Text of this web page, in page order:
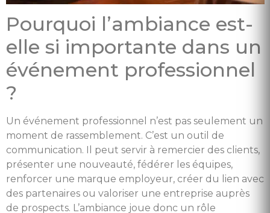
Pourquoi l’ambiance est-
elle si importante dans un
événement professionnel
?
Un événement professionnel n’est pas seulement un
moment de rassemblement. C’est un outil de
communication. Il peut servir à remercier des clients,
présenter une nouveauté, fédérer les équipes,
renforcer une marque employeur, créer du lien avec
des partenaires ou valoriser une entreprise auprès
de prospects. L’ambiance joue donc un rôle